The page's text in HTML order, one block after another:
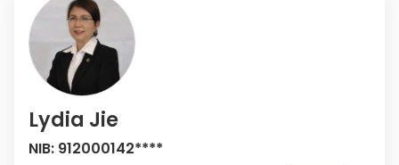
Lydia Jie
NIB: 912000142****